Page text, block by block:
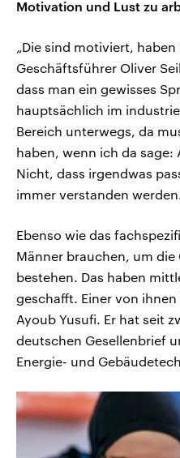
Motivation und Lust zu
„Die sind motiviert,
Geschäftsführer Oliver
dass man ein gewisses
hauptsächlich im
Bereich unterwegs, da
haben, wenn ich da
Nicht, dass irgendwas
immer verstanden
Ebenso wie das
Männer brauchen, um die
bestehen. Das haben
geschafft. Einer von
Ayoub Yusufi. Er hat seit
deutschen Gesellenbrief
Energie- und